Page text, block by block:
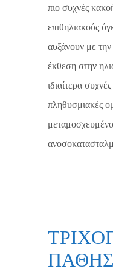
πιο συχνές
επιθηλιακούς
αυξάνουν με
έκθεση στην
ιδιαίτερα
πληθυσμιακές